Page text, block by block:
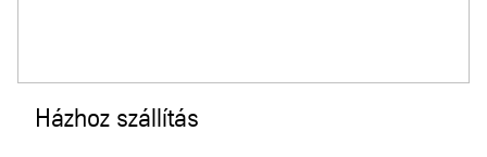
Házhoz szállítás